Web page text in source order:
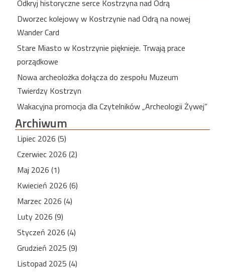
Odkryj historyczne serce Kostrzyna nad Odrą
Dworzec kolejowy w Kostrzynie nad Odrą na nowej
Wander Card
Stare Miasto w Kostrzynie pięknieje. Trwają prace
porządkowe
Nowa archeolożka dołącza do zespołu Muzeum
Twierdzy Kostrzyn
Wakacyjna promocja dla Czytelników „Archeologii Żywej”
Archiwum
Lipiec 2026 (5)
Czerwiec 2026 (2)
Maj 2026 (1)
Kwiecień 2026 (6)
Marzec 2026 (4)
Luty 2026 (9)
Styczeń 2026 (4)
Grudzień 2025 (9)
Listopad 2025 (4)